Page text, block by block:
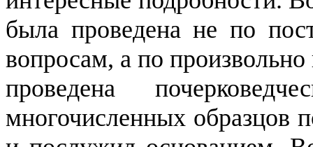
была проведена не по
вопросам, а по
проведена
многочисленных образцов